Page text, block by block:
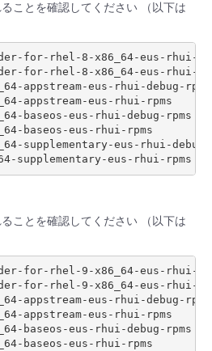
ことを確認してください （以下は
for-rhel-8-x86_64-eus-rhui-
for-rhel-8-x86_64-eus-rhui-
appstream-eus-rhui-debug-rpms
appstream-eus-rhui-rpms
baseos-eus-rhui-debug-rpms
baseos-eus-rhui-rpms
supplementary-eus-rhui-debug-
ことを確認してください （以下は
for-rhel-9-x86_64-eus-rhui-
for-rhel-9-x86_64-eus-rhui-
appstream-eus-rhui-debug-rpms
appstream-eus-rhui-rpms
baseos-eus-rhui-debug-rpms
baseos-eus-rhui-rpms